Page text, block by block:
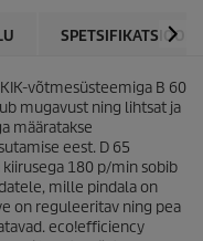
võtmesüsteemiga B 60
mugavust ning lihtsat ja
määratakse
eest. D 65
180 p/min sobib
mille pindala on
on reguleeritav ning pea
eco!efficiency